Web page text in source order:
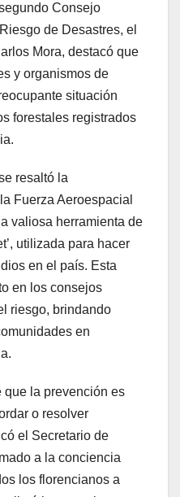
Consejo
de Desastres, el
Mora, destacó que
y organismos de
situación
forestales registrados
resaltó la
Fuerza Aeroespacial
valiosa herramienta de
utilizada para hacer
en el país. Esta
en los consejos
riesgo, brindando
en
que la prevención es
o resolver
el Secretario de
a la conciencia
los florencianos a